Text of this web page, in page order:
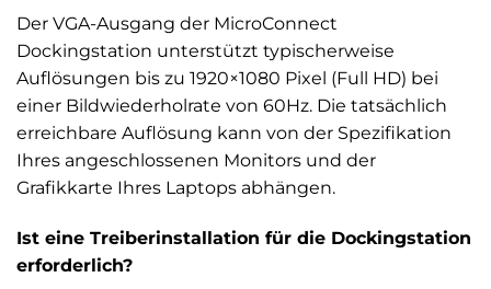
Der VGA-Ausgang der MicroConnect
Dockingstation unterstützt typischerweise
Auflösungen bis zu 1920×1080 Pixel (Full HD) bei
einer Bildwiederholrate von 60Hz. Die tatsächlich
erreichbare Auflösung kann von der Spezifikation
Ihres angeschlossenen Monitors und der
Grafikkarte Ihres Laptops abhängen.
Ist eine Treiberinstallation für die Dockingstation
erforderlich?